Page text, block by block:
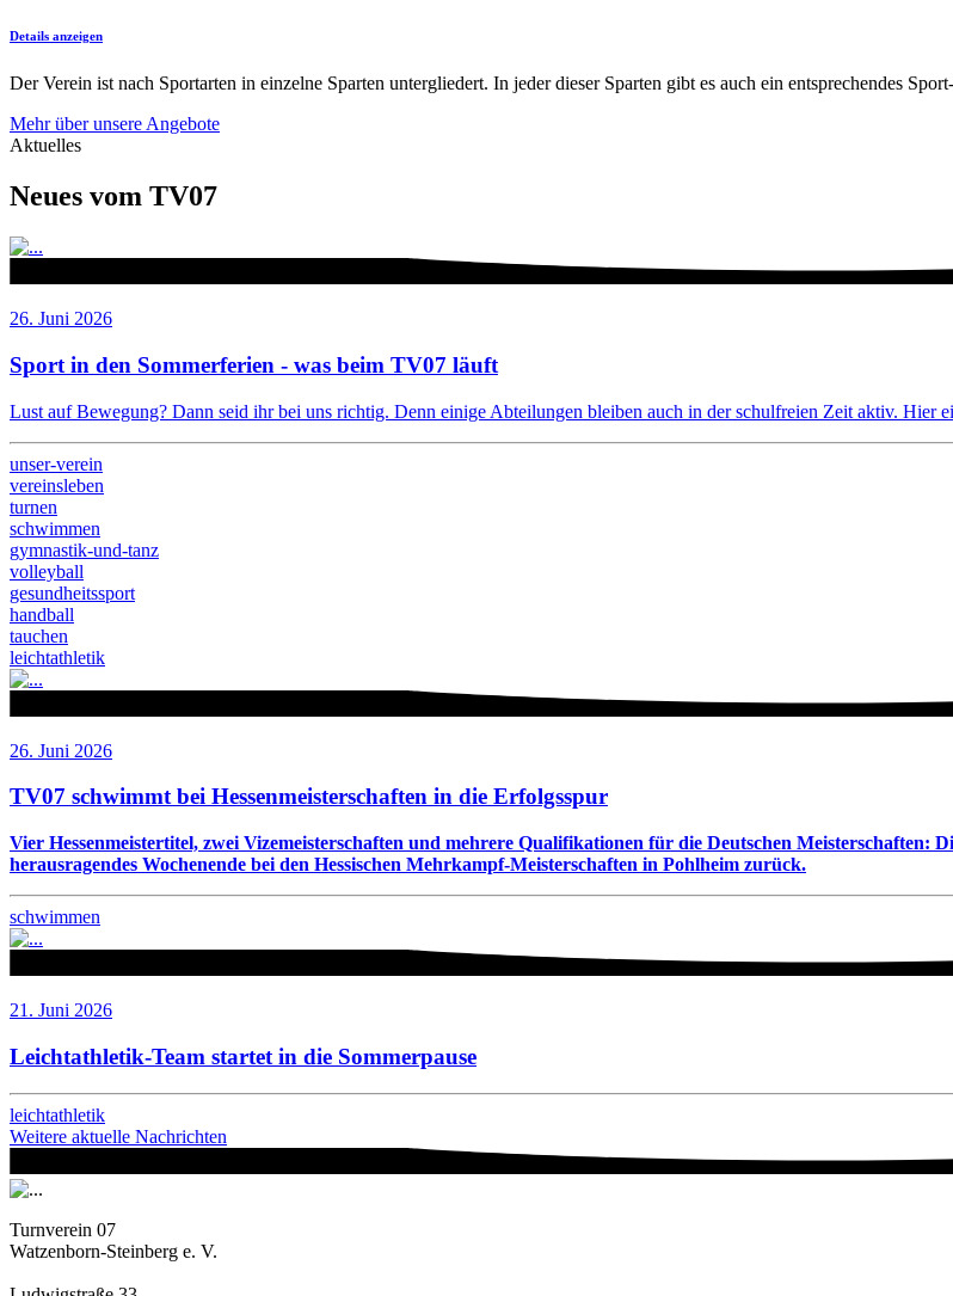
Details anzeigen
Der Verein ist nach Sportarten in einzelne Sparten untergliedert. In jeder dieser Sparten gibt es auch ein entsprechendes
Mehr über unsere Angebote
Aktuelles
Neues vom TV07
26. Juni 2026
Sport in den Sommerferien - was beim TV07 läuft
Lust auf Bewegung? Dann seid ihr bei uns richtig. Denn einige Abteilungen bleiben auch in der schulfreien Zeit aktiv. Hier
unser-verein
vereinsleben
turnen
schwimmen
gymnastik-und-tanz
volleyball
gesundheitssport
handball
tauchen
leichtathletik
26. Juni 2026
TV07 schwimmt bei Hessenmeisterschaften in die Erfolgsspur
Vier Hessenmeistertitel, zwei Vizemeisterschaften und mehrere Qualifikationen für die Deutschen Meisterschaften:
herausragendes Wochenende bei den Hessischen Mehrkampf-Meisterschaften in Pohlheim zurück.
schwimmen
21. Juni 2026
Leichtathletik-Team startet in die Sommerpause
leichtathletik
Weitere aktuelle Nachrichten
Turnverein 07
Watzenborn-Steinberg e. V.